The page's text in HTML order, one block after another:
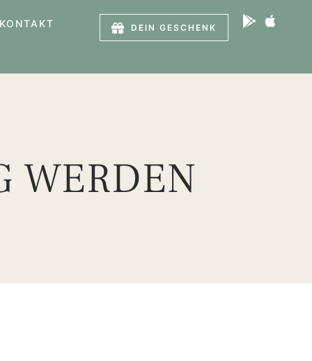
KONTAKT DEIN GESCHENK
WERDEN